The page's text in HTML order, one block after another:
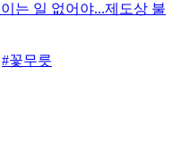
는 일 없어야...제도상 불
#꽃무릇